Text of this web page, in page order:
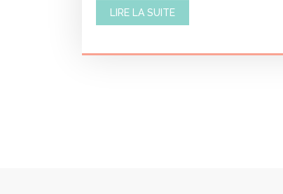
LIRE LA SUITE